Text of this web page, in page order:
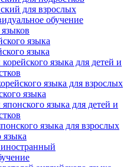
для взрослых
обучение
языка
языка
языка для детей и
языка для взрослых
языка
языка для детей и
языка для взрослых
языка